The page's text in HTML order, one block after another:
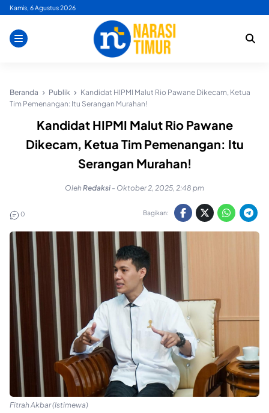
Skip
content
Kamis, 6 Agustus 2026
Beranda Publik
Kandidat HIPMI Malut Rio Pawane Dikecam, Ketua
Tim Pemenangan: Itu Serangan Murahan!
Kandidat HIPMI Malut Rio Pawane
Dikecam, Ketua Tim Pemenangan: Itu
Serangan Murahan!
OlehRedaksi - Oktober 2, 2025, 2:48 pm
0 Bagikan:
Fitrah Akbar (Istimewa)